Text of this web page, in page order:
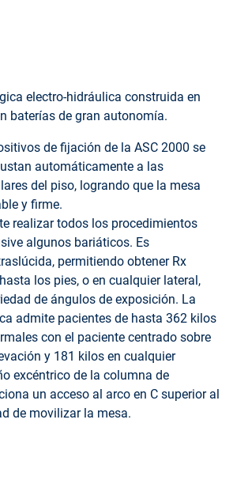
electro-hidráulica construida en
baterías de gran autonomía.
de fijación de la ASC 2000 se
automáticamente a las
del piso, logrando que la mesa
y firme.
realizar todos los procedimientos
algunos bariáticos. Es
permitiendo obtener Rx
los pies, o en cualquier lateral,
de ángulos de exposición. La
admite pacientes de hasta 362 kilos
con el paciente centrado sobre
y 181 kilos en cualquier
excéntrico de la columna de
un acceso al arco en C superior al
de movilizar la mesa.